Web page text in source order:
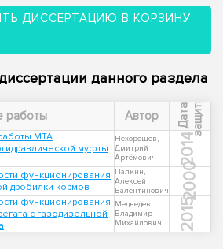
ДИССЕРТАЦИЮ В КОРЗИНУ
данного раздела
работы Автор Д
а
т
а
з
а
щ
и
т ы
МТА
муфты
Нехорошев,
Дмитрий
Артёмович
2014
функционирования
дробилки кормов
Палкин,
Алексей
Валентинович
2000
функционирования
с газодизельной
Медведев,
Владимир
Михайлович
2015